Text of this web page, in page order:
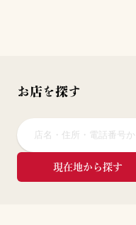
お店を探す
現在地から探す